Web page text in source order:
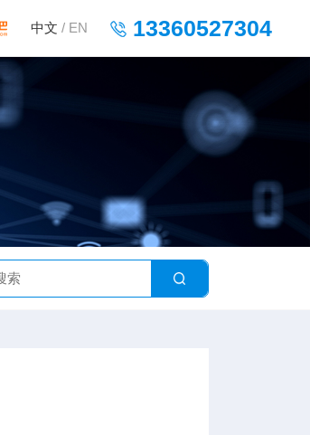
中文 / EN 13360527304